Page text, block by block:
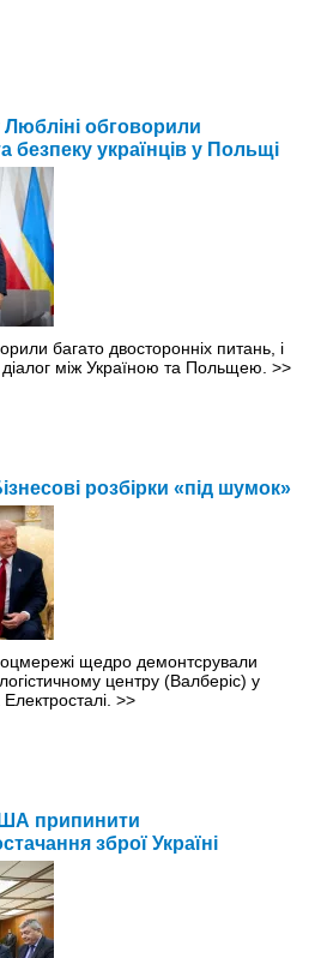
Любліні обговорили
безпеку українців у Польщі
багато двосторонніх питань, і
між Україною та Польщею. >>
розбірки «під шумок»
щедро демонтсрували
центру (Валберіс) у
>>
припинити
зброї Україні